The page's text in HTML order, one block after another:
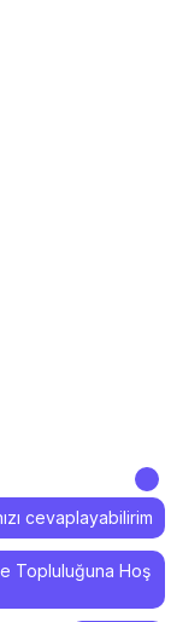
Topluluğuna Hoş
cevaplayabilirim